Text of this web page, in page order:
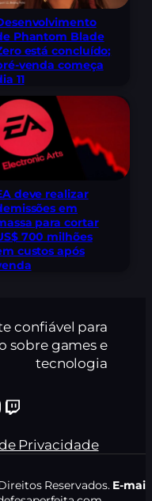
Phantom Blade
está concluído;
venda começa
11
deve realizar
em
para cortar
700 milhões
custos após
confiável para
sobre games e
tecnologia
Twitch
Privacidade
Reservados. E-mail